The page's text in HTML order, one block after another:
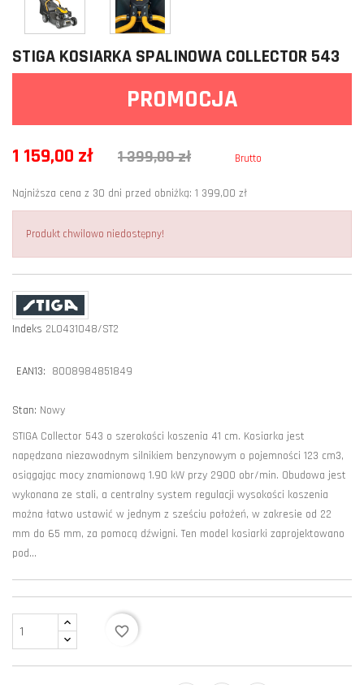
STIGA KOSIARKA SPALINOWA COLLECTOR 543
PROMOCJA
1 159,00 zł 1 399,00 zł Brutto
Najniższa cena z 30 dni przed obniżką: 1 399,00 zł
Produkt chwilowo niedostępny!
Indeks 2L0431048/ST2
EAN13: 8008984851849
Stan: Nowy
STIGA Collector 543 o szerokości koszenia 41 cm. Kosiarka jest
napędzana niezawodnym silnikiem benzynowym o pojemności 123 cm3,
osiągając mocy znamionową 1.90 kW przy 2900 obr/min. Obudowa jest
wykonana ze stali, a centralny system regulacji wysokości koszenia
można łatwo ustawić w jednym z sześciu położeń, w zakresie od 22
mm do 65 mm, za pomocą dźwigni. Ten model kosiarki zaprojektowano
pod...
favorite_border